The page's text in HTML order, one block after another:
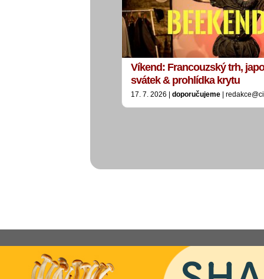
Víkend: Francouzský trh,
svátek & prohlídka krytu
17. 7. 2026 | doporučujeme |